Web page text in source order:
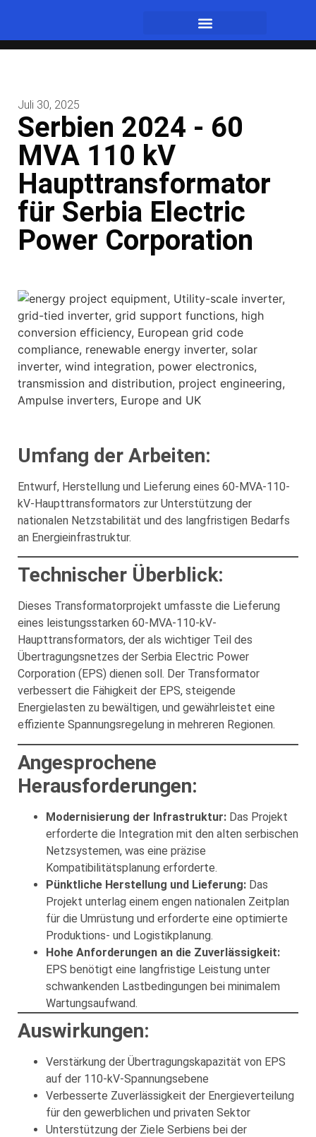
Juli 30, 2025
Serbien 2024 - 60
MVA 110 kV
Haupttransformator
für Serbia Electric
Power Corporation
Umfang der Arbeiten:
Entwurf, Herstellung und Lieferung eines 60-MVA-110-
kV-Haupttransformators zur Unterstützung der
nationalen Netzstabilität und des langfristigen Bedarfs
an Energieinfrastruktur.
Technischer Überblick:
Dieses Transformatorprojekt umfasste die Lieferung
eines leistungsstarken 60-MVA-110-kV-
Haupttransformators, der als wichtiger Teil des
Übertragungsnetzes der Serbia Electric Power
Corporation (EPS) dienen soll. Der Transformator
verbessert die Fähigkeit der EPS, steigende
Energielasten zu bewältigen, und gewährleistet eine
effiziente Spannungsregelung in mehreren Regionen.
Angesprochene
Herausforderungen:
Modernisierung der Infrastruktur: Das Projekt
erforderte die Integration mit den alten serbischen
Netzsystemen, was eine präzise
Kompatibilitätsplanung erforderte.
Pünktliche Herstellung und Lieferung: Das
Projekt unterlag einem engen nationalen Zeitplan
für die Umrüstung und erforderte eine optimierte
Produktions- und Logistikplanung.
Hohe Anforderungen an die Zuverlässigkeit:
EPS benötigt eine langfristige Leistung unter
schwankenden Lastbedingungen bei minimalem
Wartungsaufwand.
Auswirkungen:
Verstärkung der Übertragungskapazität von EPS
auf der 110-kV-Spannungsebene
Verbesserte Zuverlässigkeit der Energieverteilung
für den gewerblichen und privaten Sektor
Unterstützung der Ziele Serbiens bei der